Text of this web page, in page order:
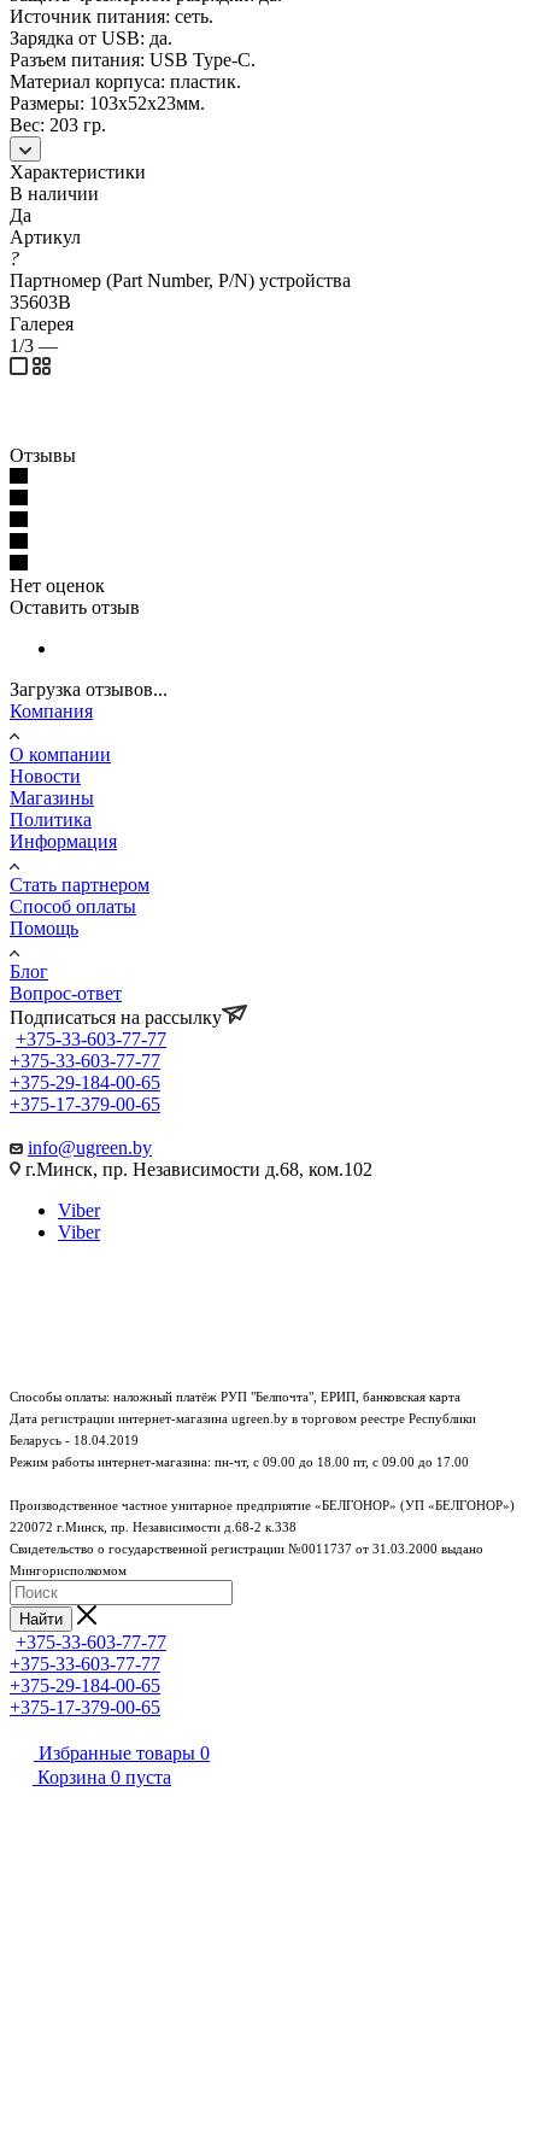
Источник питания: сеть.
Зарядка от USB: да.
Разъем питания: USB Type-С.
Материал корпуса: пластик.
Размеры: 103х52х23мм.
Вес: 203 гр.
Характеристики
В наличии
Да
Артикул
?
Партномер (Part Number, P/N) устройства
35603B
Галерея
1/3 —
Отзывы
Нет оценок
Оставить отзыв
Загрузка отзывов...
Компания
О компании
Новости
Магазины
Политика
Информация
Стать партнером
Способ оплаты
Помощь
Блог
Вопрос-ответ
Подписаться на рассылку
+375-33-603-77-77
+375-33-603-77-77
+375-29-184-00-65
+375-17-379-00-65
info@ugreen.by
г.Минск, пр. Независимости д.68, ком.102
Viber
Viber
Способы оплаты: наложный платёж РУП "Белпочта", ЕРИП, банковская карта
Дата регистрации интернет-магазина ugreen.by в торговом реестре Республики
Беларусь - 18.04.2019
Режим работы интернет-магазина: пн-чт, с 09.00 до 18.00 пт, с 09.00 до 17.00
Производственное частное унитарное предприятие «БЕЛГОНОР» (УП «БЕЛГОНОР»)
220072 г.Минск, пр. Независимости д.68-2 к.338
Свидетельство о государственной регистрации №0011737 от 31.03.2000 выдано
Мингорисполкомом
Найти
+375-33-603-77-77
+375-33-603-77-77
+375-29-184-00-65
+375-17-379-00-65
Избранные товары 0
Корзина 0 пуста